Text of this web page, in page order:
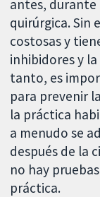
antes, durante
quirúrgica. Sin
costosas y
inhibidores y
tanto, es
para prevenir
la práctica
a menudo se
después de la
no hay
práctica.